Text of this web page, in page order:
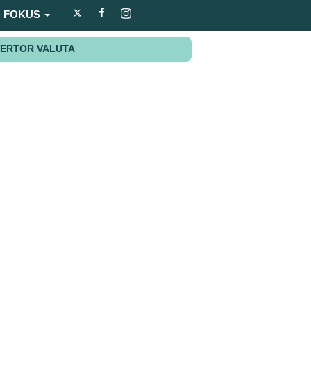
FOKUS
VALUTA